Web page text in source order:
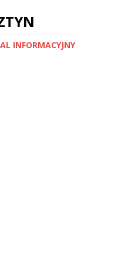
INFORMACYJNY